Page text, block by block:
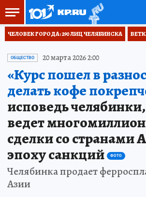
ЧЕЛОВЕК ГОРОДА: 290 ЛИЦ ЧЕЛЯБИНСКА
ОБЩЕСТВО 20 марта 2026 2:00
«Курс пошел в
делать кофе
исповедь
ведет
сделки со странами
эпоху санкций
ФОТО
Челябинка продает
Азии